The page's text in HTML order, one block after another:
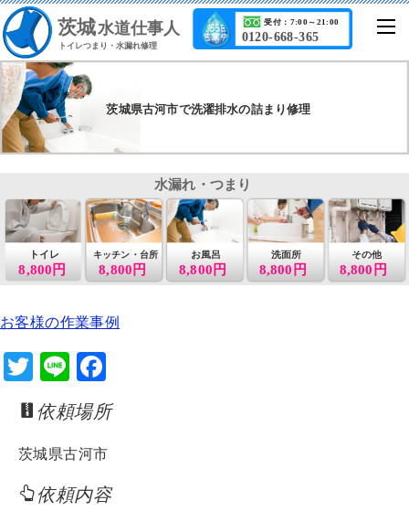
茨城水道仕事人
トイレつまり・水漏れ修理
0120-668-365
受付：7:00～21:00
茨城県古河市で洗濯排水の詰まり修理
8,800円
トイレ
8,800円
キッチン・台所 お風呂
8,800円
洗面所
8,800円
その他
8,800円
水漏れ・つまり
お客様の作業事例
T
wi
tt
er
Li
n
e
a
c
e
b
o
依頼場所
茨城県古河市
依頼内容